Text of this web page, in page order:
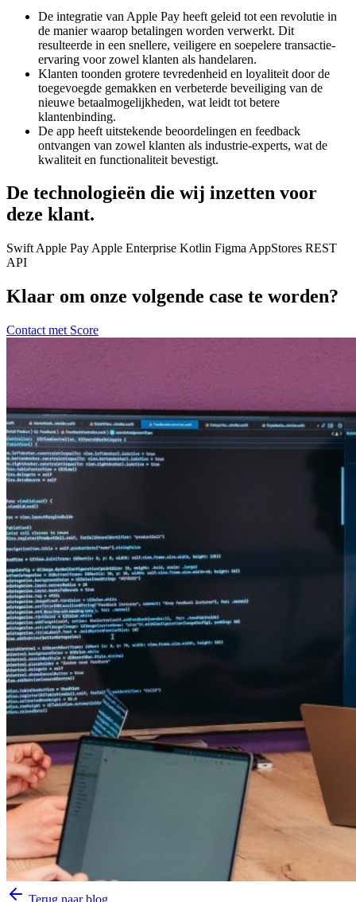
De integratie van Apple Pay heeft geleid tot een revolutie in
de manier waarop betalingen worden verwerkt. Dit
resulteerde in een snellere, veiligere en soepelere transactie-
ervaring voor zowel klanten als handelaren.
Klanten toonden grotere tevredenheid en loyaliteit door de
toegevoegde gemakken en verbeterde beveiliging van de
nieuwe betaalmogelijkheden, wat leidt tot betere
klantenbinding.
De app heeft uitstekende beoordelingen en feedback
ontvangen van zowel klanten als industrie-experts, wat de
kwaliteit en functionaliteit bevestigt.
De technologieën die wij inzetten voor
deze klant.
Swift Apple Pay Apple Enterprise Kotlin Figma AppStores REST
API
Klaar om onze volgende case te worden?
Contact met Score